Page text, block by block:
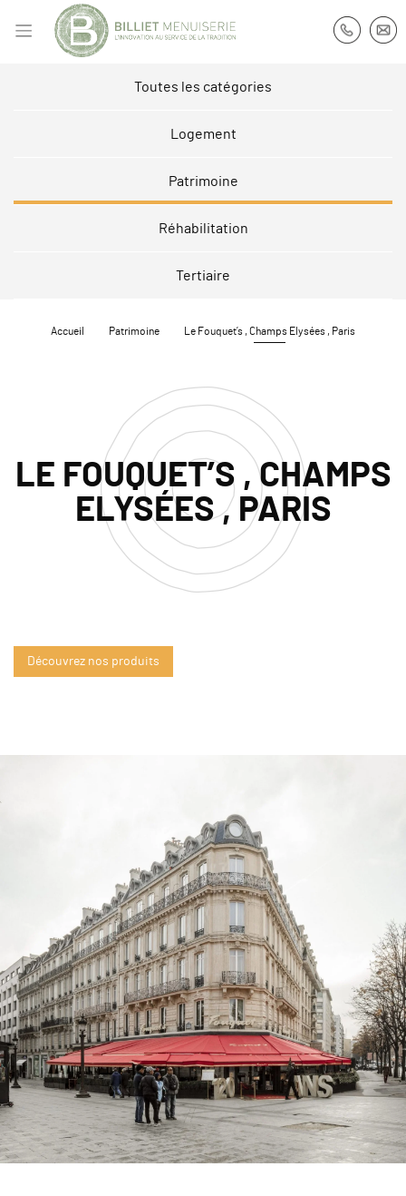
Toutes les catégories
Logement
Patrimoine
Réhabilitation
Tertiaire
Accueil Patrimoine Le Fouquet’s , Champs Elysées , Paris
LE FOUQUET’S , CHAMPS
ELYSÉES , PARIS
Découvrez nos produits